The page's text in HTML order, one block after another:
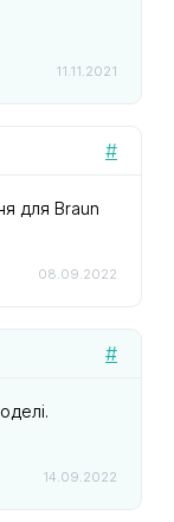
11.11.2021
#
08.09.2022
для Braun
#
14.09.2022